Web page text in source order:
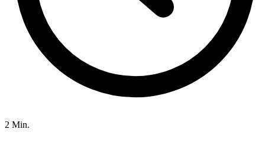
2 Min.